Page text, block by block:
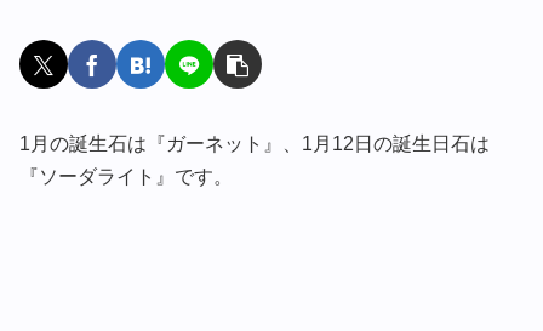
1月の誕生石は『ガーネット』、1月12日の誕生日石は
『ソーダライト』です。